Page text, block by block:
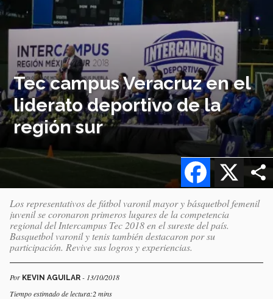
Tec campus Veracruz en el
liderato deportivo de la
región sur
X
Facebook
Los representativos de fútbol varonil mayor y básquetbol femenil
juvenil se coronaron primeros lugares de la competencia
regional del Intercampus Tec 2018 en el sureste del país.
Basquetbol varonil y tenis también destacaron por su
participación. Revive sus logros y experiencias.
Por KEVIN AGUILAR - 13/10/2018
Tiempo estimado de lectura:2 mins